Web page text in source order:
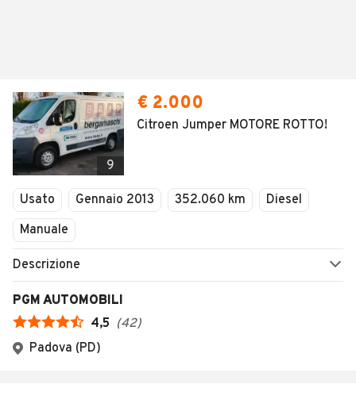
9
€ 2.000
Citroen Jumper MOTORE ROTTO!
Usato Gennaio 2013 352.060 km
Diesel
Manuale
Descrizione
PGM AUTOMOBILI
4,5 (42)
Padova (PD)